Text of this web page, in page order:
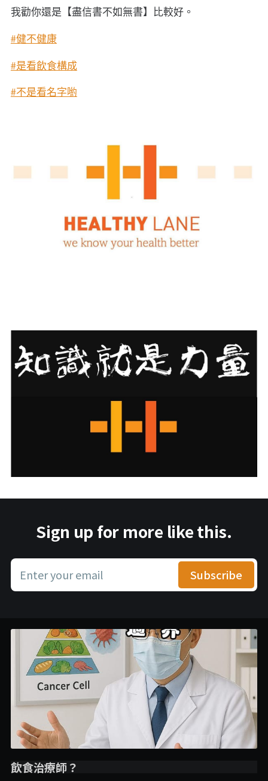
我勸你還是【盡信書不如無書】比較好。
#健不健康
#是看飲食構成
#不是看名字喲
Sign up for more like this.
Enter your email Subscribe
飲食治療師？